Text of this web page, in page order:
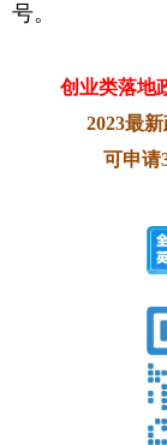
号。
创业类落地
2023最
可申请